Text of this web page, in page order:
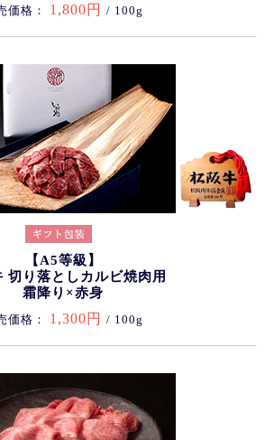
価格： 1,800円 / 100g
【A5等級】
切り落としカルビ焼肉用
霜降り×赤身
価格： 1,300円 / 100g